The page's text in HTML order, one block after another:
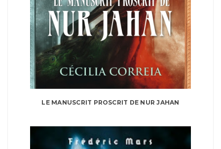
LE MANUSCRIT PROSCRIT DE NUR JAHAN